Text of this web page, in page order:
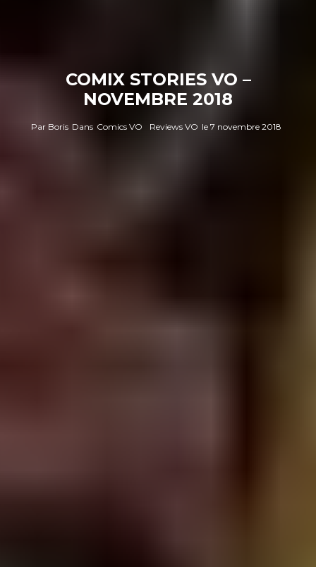
COMIX STORIES VO –
NOVEMBRE 2018
Par Boris Dans Comics VO Reviews VO le 7 novembre 2018